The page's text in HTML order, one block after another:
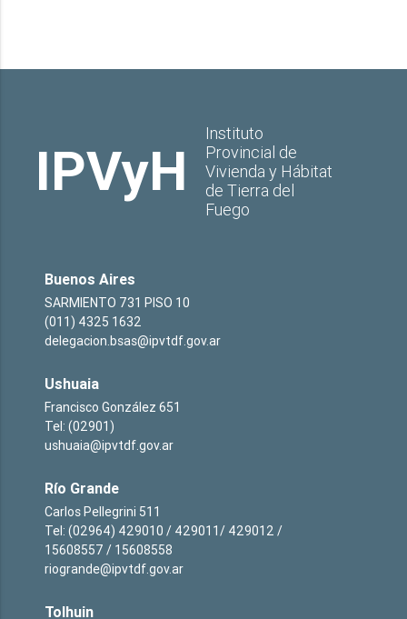
IPVyH
Instituto
Provincial de
Vivienda y Hábitat
de Tierra del
Fuego
Buenos Aires
SARMIENTO 731 PISO 10
(011) 4325 1632
delegacion.bsas@ipvtdf.gov.ar
Ushuaia
Francisco González 651
Tel: (02901)
ushuaia@ipvtdf.gov.ar
Río Grande
Carlos Pellegrini 511
Tel: (02964) 429010 / 429011/ 429012 /
15608557 / 15608558
riogrande@ipvtdf.gov.ar
Tolhuin